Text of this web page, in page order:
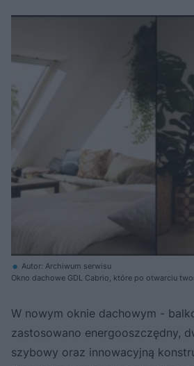
Autor: Archiwum serwisu
Okno dachowe GDL Cabrio, które po otwarciu
W nowym oknie dachowym -
zastosowano energooszczędny,
szybowy oraz innowacyjną